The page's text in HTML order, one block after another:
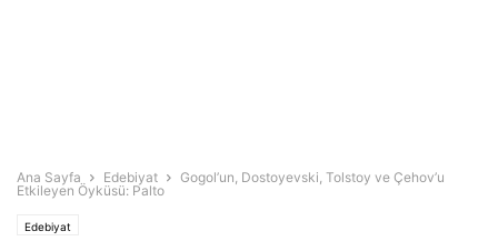
Ana Sayfa Edebiyat
Gogol’un, Dostoyevski, Tolstoy ve Çehov’u
Etkileyen Öyküsü: Palto
Edebiyat